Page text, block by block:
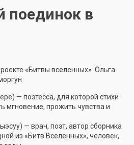
поединок в
«Битвы вселенных» Ольга
— поэтесса, для которой стихи
мгновение, прожить чувства и
— врач, поэт, автор сборника
из «Битв Вселенных», человек,